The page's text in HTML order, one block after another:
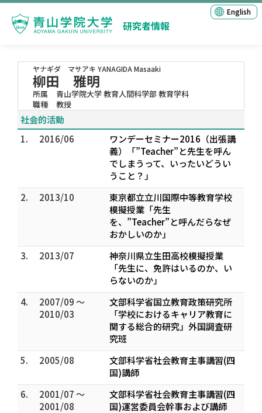
研究者情報
English
ヤナギダ マサアキ YANAGIDA Masaaki
柳田 雅明
所属
青山学院大学 教育人間科学部 教育学科
職種
教授
社会的活動
1.
2016/06
ワンデーセミナー2016（出張講
義）「”Teacher”と先生を呼ん
でしまうって、いったいどうい
うこと？」
2.
2013/10
東京都立立川国際中等教育学校
模擬授業「先生
を、”Teacher”と呼んだらなぜ
おかしいのか」
3.
2013/07
神奈川県立生田高校模擬授業
「先生に、免許はいるのか、い
らないのか」
4.
2007/09 ～
2010/03
文部科学省国立教育政策研究所
「学校におけるキャリア教育に
関する総合的研究」外国調査研
究班
5.
2005/08
文部科学省社会教育主事講習(四
国)講師
6.
2001/07 ～
2001/08
文部科学省社会教育主事講習(四
国)運営委員会幹事および講師